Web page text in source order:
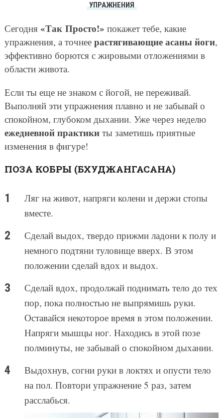
УПРАЖНЕНИЯ
Сегодня «Так Просто!» покажет тебе, какие
упражнения, а точнее растягивающие асаны йоги,
эффективно борются с жировыми отложениями в
области живота.
Если ты еще не знаком с йогой, не переживай.
Выполняй эти упражнения плавно и не забывай о
спокойном, глубоком дыхании. Уже через неделю
ежедневной практикиты заметишь приятные
изменения в фигуре!
ПОЗА КОБРЫ (БХУДЖАНГАСАНА)
Ляг на живот, напряги колени и держи стопы
вместе.
Сделай выдох, твердо прижми ладони к полу и
немного подтяни туловище вверх. В этом
положении сделай вдох и выдох.
Сделай вдох, продолжай поднимать тело до тех
пор, пока полностью не выпрямишь руки.
Оставайся некоторое время в этом положении.
Напряги мышцы ног. Находись в этой позе
полминуты, не забывай о спокойном дыхании.
Выдохнув, согни руки в локтях и опусти тело
на пол. Повтори упражнение 5 раз, затем
расслабься.